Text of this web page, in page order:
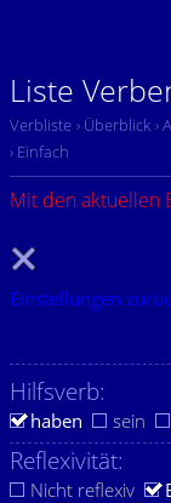
Liste
Verbliste › Überblick ›
› Einfach
Mit den aktuellen
Einstellungen
Hilfsverb:
haben sein
Reflexivität:
Nicht reflexiv